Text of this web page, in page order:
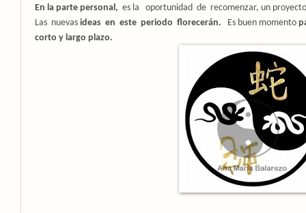
En la parte personal, es la oportunidad de recomenzar, un
Las nuevas ideas en este periodo florecerán. Es buen momento
corto y largo plazo.